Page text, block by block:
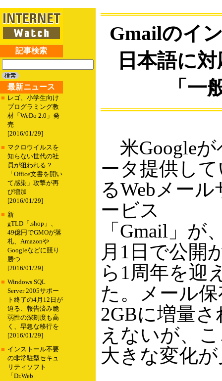
記事検索
最新ニュース
■ レゴ、小学生向け
プログラミング教
材「WeDo 2.0」発
売
[2016/01/29]
■ マクロウイルスを
知らない世代の社
員が狙われる？
「Office文書を開い
て感染」攻撃が再
び増加
[2016/01/29]
■ 新
gTLD「.shop」、
49億円でGMOが落
札、Amazonや
Googleなどに競り
勝つ
[2016/01/29]
■ Windows SQL
Server 2005サポー
ト終了の4月12日が
迫る、報告済み脆
弱性の深刻度も高
く、早急な移行を
[2016/01/29]
■ インストール不要
の非常駐型セキュ
リティソフト
「Dr.Web
Gmailのイ
日本語に
「一
米Googleが
ータ提供し
るWebメール
ービス
「Gmail」が
月1日で公開
ら1周年を迎
た。メール
2GBに増量
えないが、
大きな変化